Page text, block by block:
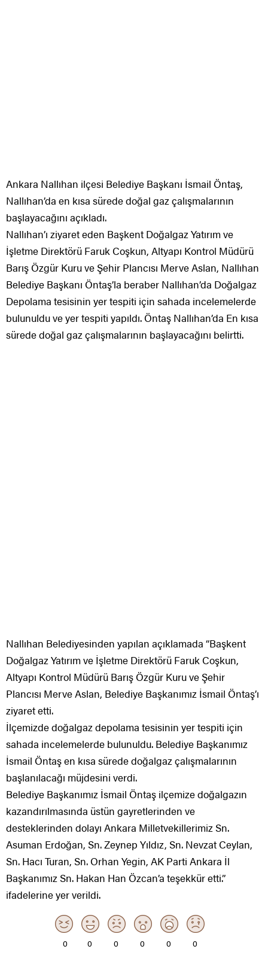
Ankara Nallıhan ilçesi Belediye Başkanı İsmail Öntaş,
Nallıhan’da en kısa sürede doğal gaz çalışmalarının
başlayacağını açıkladı.
Nallıhan’ı ziyaret eden Başkent Doğalgaz Yatırım ve
İşletme Direktörü Faruk Coşkun, Altyapı Kontrol Müdürü
Barış Özgür Kuru ve Şehir Plancısı Merve Aslan, Nallıhan
Belediye Başkanı Öntaş’la beraber Nallıhan’da Doğalgaz
Depolama tesisinin yer tespiti için sahada incelemelerde
bulunuldu ve yer tespiti yapıldı. Öntaş Nallıhan’da En kısa
sürede doğal gaz çalışmalarının başlayacağını belirtti.
Nallıhan Belediyesinden yapılan açıklamada “Başkent
Doğalgaz Yatırım ve İşletme Direktörü Faruk Coşkun,
Altyapı Kontrol Müdürü Barış Özgür Kuru ve Şehir
Plancısı Merve Aslan, Belediye Başkanımız İsmail Öntaş’ı
ziyaret etti.
İlçemizde doğalgaz depolama tesisinin yer tespiti için
sahada incelemelerde bulunuldu. Belediye Başkanımız
İsmail Öntaş en kısa sürede doğalgaz çalışmalarının
başlanılacağı müjdesini verdi.
Belediye Başkanımız İsmail Öntaş ilçemize doğalgazın
kazandırılmasında üstün gayretlerinden ve
desteklerinden dolayı Ankara Milletvekillerimiz Sn.
Asuman Erdoğan, Sn. Zeynep Yıldız, Sn. Nevzat Ceylan,
Sn. Hacı Turan, Sn. Orhan Yegin, AK Parti Ankara İl
Başkanımız Sn. Hakan Han Özcan’a teşekkür etti.”
ifadelerine yer verildi.
0 0 0 0 0 0